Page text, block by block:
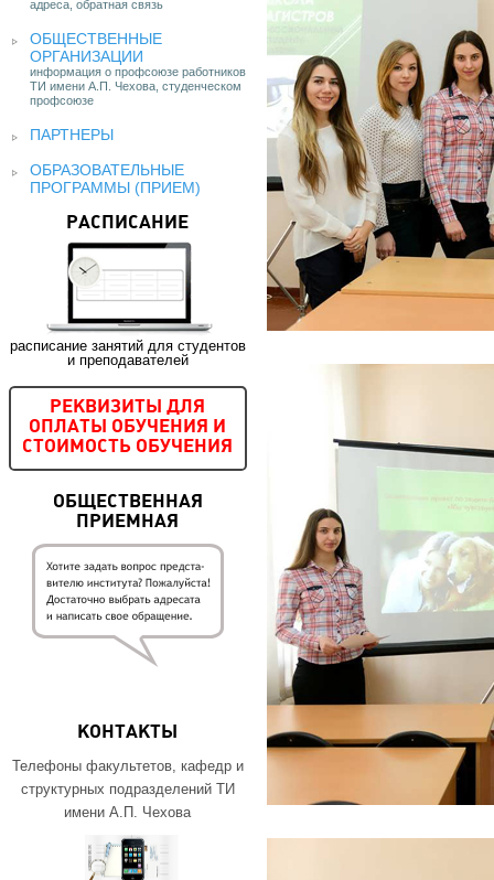
адреса, обратная связь
ОБЩЕСТВЕННЫЕ
ОРГАНИЗАЦИИ
информация о профсоюзе работников
ТИ имени А.П. Чехова, студенческом
профсоюзе
ПАРТНЕРЫ
ОБРАЗОВАТЕЛЬНЫЕ
ПРОГРАММЫ (ПРИЕМ)
РАСПИСАНИЕ
расписание занятий для студентов
и преподавателей
РЕКВИЗИТЫ ДЛЯ
ОПЛАТЫ ОБУЧЕНИЯ И
СТОИМОСТЬ ОБУЧЕНИЯ
ОБЩЕСТВЕННАЯ
ПРИЕМНАЯ
КОНТАКТЫ
Телефоны факультетов, кафедр и
структурных подразделений ТИ
имени А.П. Чехова